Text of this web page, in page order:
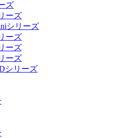
ズ
ーズ
シリーズ
ーズ
ーズ
ーズ
シリーズ